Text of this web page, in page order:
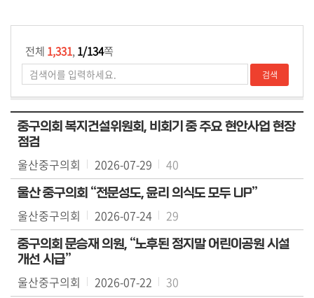
전체 1,331, 1/134쪽
중구의회 복지건설위원회, 비회기 중 주요 현안사업 현장
점검
울산중구의회 2026-07-29 40
울산 중구의회 “전문성도, 윤리 의식도 모두 UP”
울산중구의회 2026-07-24 29
중구의회 문승재 의원, “노후된 정지말 어린이공원 시설
개선 시급”
울산중구의회 2026-07-22 30